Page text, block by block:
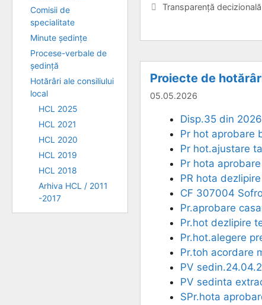
Categorii
Transparență decizională
Proiecte de
05.05.2026
Disp.35 din
Pr hot aprobare
Pr hot.ajustare
Pr hota
PR hota
CF 307004
Pr.aprobare
Pr.hot dezlipire
Pr.hot.alegere
Pr.toh acordare
PV
PV sedinta
SPr.hota
Comisii de
specialitate
Minute ședințe
Procese-verbale de
ședință
Hotărâri ale consiliului
local
HCL 2025
HCL 2021
HCL 2020
HCL 2019
HCL 2018
Arhiva HCL / 2011
-2017